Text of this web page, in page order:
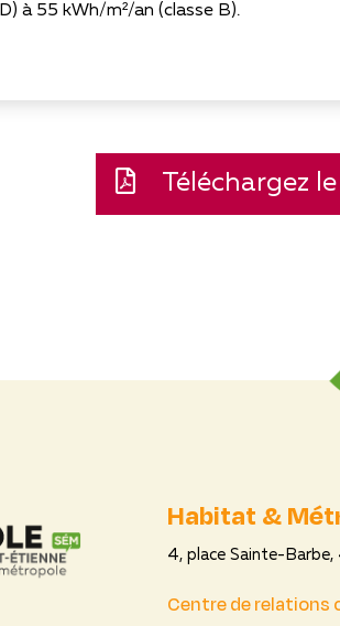
à 55 kWh/m²/an (classe B).
Téléchargez
Habitat &
4, place Sainte-
Centre de relations